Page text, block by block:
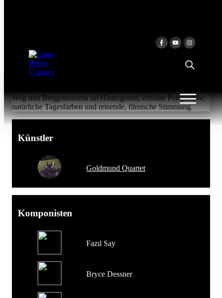
Goldmund Quartet
Künstler
Goldmund Quartet
Komponisten
Fazıl Say
Bryce Dessner